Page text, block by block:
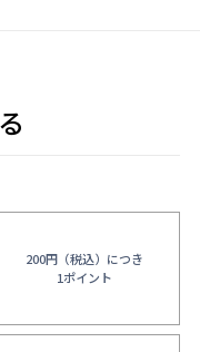
200円（税込）につき
1ポイント